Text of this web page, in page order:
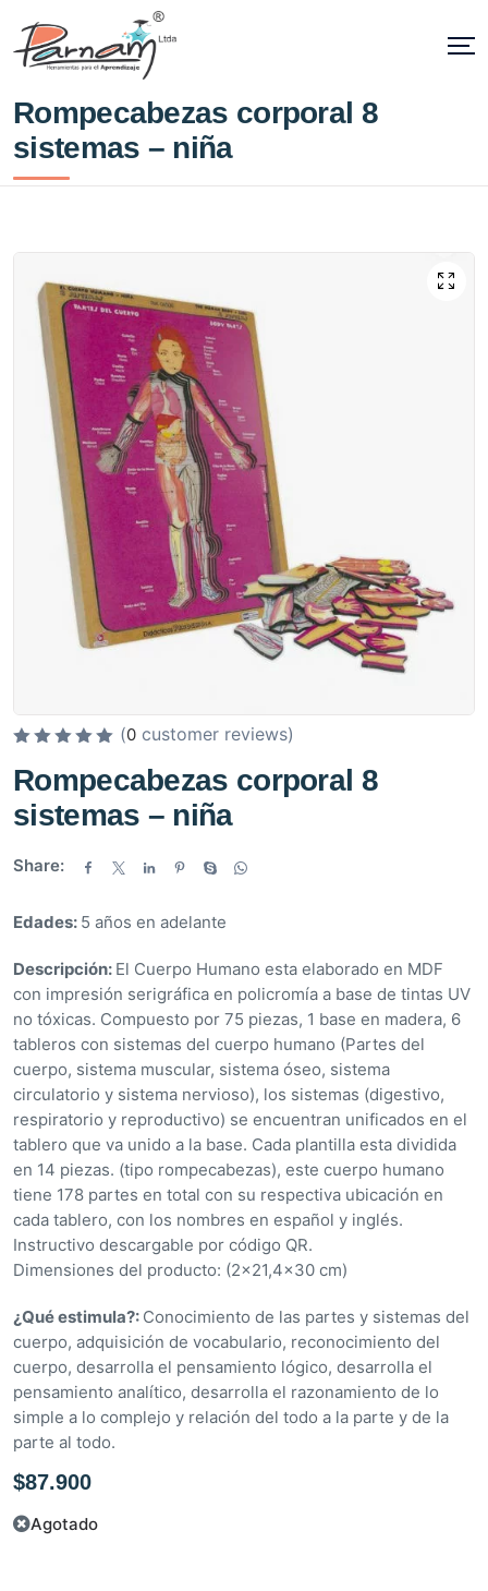
Rompecabezas corporal 8
sistemas – niña
a
l
r
d
e
n
0
d
e
5
(0 customer reviews)
Rompecabezas corporal 8
sistemas – niña
Share:
Edades: 5 años en adelante
Descripción: El Cuerpo Humano esta elaborado en MDF
con impresión serigráfica en policromía a base de tintas UV
no tóxicas. Compuesto por 75 piezas, 1 base en madera, 6
tableros con sistemas del cuerpo humano (Partes del
cuerpo, sistema muscular, sistema óseo, sistema
circulatorio y sistema nervioso), los sistemas (digestivo,
respiratorio y reproductivo) se encuentran unificados en el
tablero que va unido a la base. Cada plantilla esta dividida
en 14 piezas. (tipo rompecabezas), este cuerpo humano
tiene 178 partes en total con su respectiva ubicación en
cada tablero, con los nombres en español y inglés.
Instructivo descargable por código QR.
Dimensiones del producto: (2×21,4×30 cm)
¿Qué estimula?: Conocimiento de las partes y sistemas del
cuerpo, adquisición de vocabulario, reconocimiento del
cuerpo, desarrolla el pensamiento lógico, desarrolla el
pensamiento analítico, desarrolla el razonamiento de lo
simple a lo complejo y relación del todo a la parte y de la
parte al todo.
$87.900
Agotado